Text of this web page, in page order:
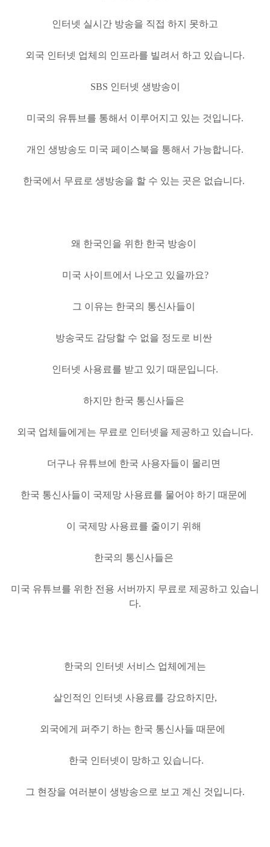
인터넷 실시간 방송을 직접 하지 못하고
외국 인터넷 업체의 인프라를 빌려서 하고 있습니다.
SBS 인터넷 생방송이
미국의 유튜브를 통해서 이루어지고 있는 것입니다.
개인 생방송도 미국 페이스북을 통해서 가능합니다.
한국에서 무료로 생방송을 할 수 있는 곳은 없습니다.
왜 한국인을 위한 한국 방송이
미국 사이트에서 나오고 있을까요?
그 이유는 한국의 통신사들이
방송국도 감당할 수 없을 정도로 비싼
인터넷 사용료를 받고 있기 때문입니다.
하지만 한국 통신사들은
외국 업체들에게는 무료로 인터넷을 제공하고 있습니다.
더구나 유튜브에 한국 사용자들이 몰리면
한국 통신사들이 국제망 사용료를 물어야 하기 때문에
이 국제망 사용료를 줄이기 위해
한국의 통신사들은
미국 유튜브를 위한 전용 서버까지 무료로 제공하고 있습니
다.
한국의 인터넷 서비스 업체에게는
살인적인 인터넷 사용료를 강요하지만,
외국에게 퍼주기 하는 한국 통신사들 때문에
한국 인터넷이 망하고 있습니다.
그 현장을 여러분이 생방송으로 보고 계신 것입니다.